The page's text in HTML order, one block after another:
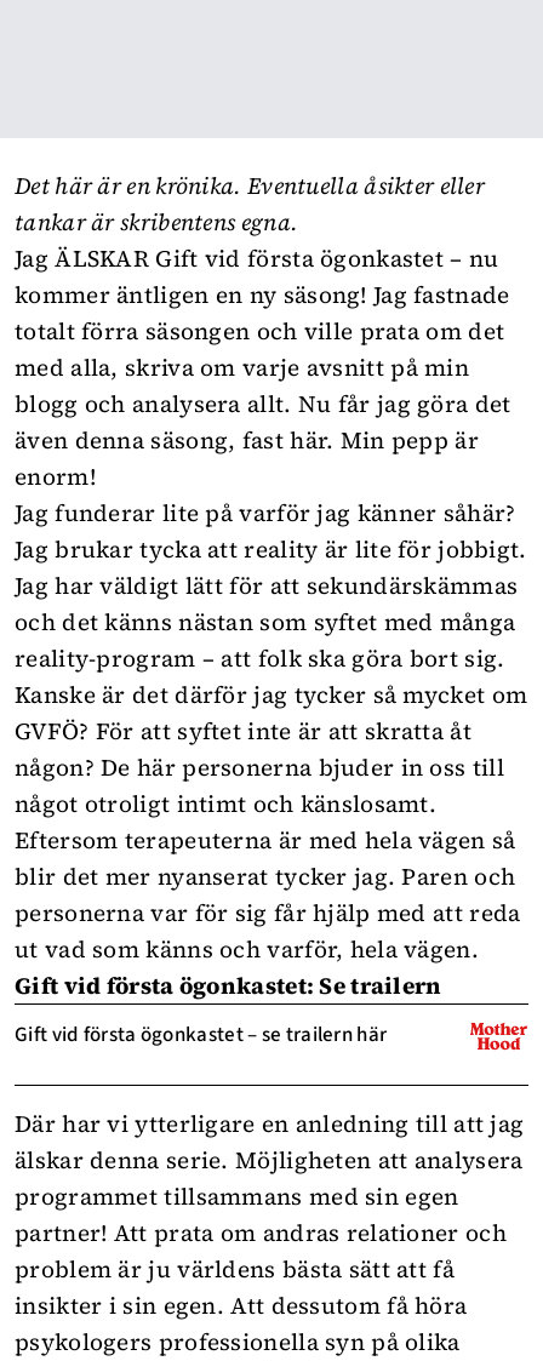
Det här är en krönika. Eventuella åsikter eller
tankar är skribentens egna.
Jag ÄLSKAR Gift vid första ögonkastet – nu
kommer äntligen en ny säsong! Jag fastnade
totalt förra säsongen och ville prata om det
med alla, skriva om varje avsnittpå min
blogg och analysera allt. Nu får jag göra det
även denna säsong, fast här. Min pepp är
enorm!
Jag funderar lite på varför jag känner såhär?
Jag brukar tycka att reality är lite för jobbigt.
Jag har väldigt lätt för att sekundärskämmas
och det känns nästan som syftet med många
reality-program – att folk ska göra bort sig.
Kanske är det därför jag tycker så mycket om
GVFÖ? För att syftet inte är att skratta åt
någon? De här personerna bjuder in oss till
något otroligt intimt och känslosamt.
Eftersom terapeuterna är med hela vägen så
blir det mer nyanserat tycker jag. Paren och
personerna var för sig får hjälp med att reda
ut vad som känns och varför, hela vägen.
Gift vid första ögonkastet: Se trailern
Gift vid första ögonkastet – se trailern här
Där har vi ytterligare en anledning till att jag
älskar denna serie. Möjligheten att analysera
programmet tillsammans med sin egen
partner! Att prata om andras relationer och
problem är ju världens bästa sätt att få
insikter i sin egen. Att dessutom få höra
psykologers professionella syn på olika